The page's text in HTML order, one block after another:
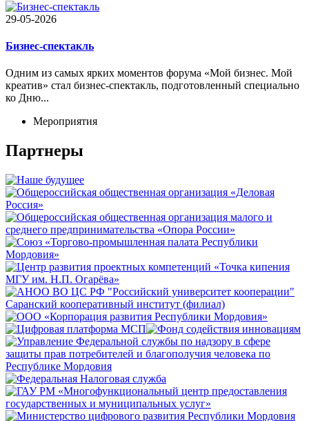
29-05-2026
Бизнес-спектакль
Одним из самых ярких моментов форума «Мой бизнес. Мой
креатив» стал бизнес-спектакль, подготовленный специально
ко Дню...
Мероприятия
Партнеры